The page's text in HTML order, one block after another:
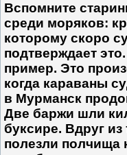
Вспомните
среди моряков:
которому скоро
подтверждает
пример. Это
когда караваны
в Мурманск
Две баржи шли
буксире. Вдруг
полезли полчища